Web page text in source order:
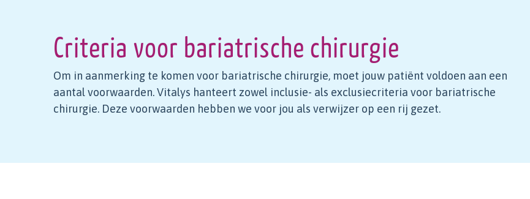
Criteria voor bariatrische chirurgie
Om in aanmerking te komen voor bariatrische chirurgie, moet jouw patiënt voldoen aan een
aantal voorwaarden. Vitalys hanteert zowel inclusie- als exclusiecriteria voor bariatrische
chirurgie. Deze voorwaarden hebben we voor jou als verwijzer op een rij gezet.